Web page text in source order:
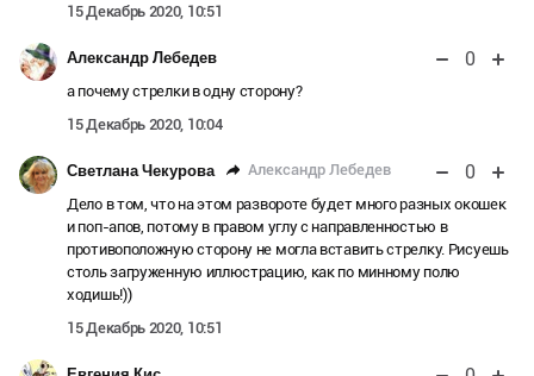
15 Декабрь 2020, 10:51
Александр Лебедев 0
а почему стрелки в одну сторону?
15 Декабрь 2020, 10:04
Светлана Чекурова Александр Лебедев 0
Дело в том, что на этом развороте будет много разных окошек
и поп-апов, потому в правом углу с направленностью в
противоположную сторону не могла вставить стрелку. Рисуешь
столь загруженную иллюстрацию, как по минному полю
ходишь!))
15 Декабрь 2020, 10:51